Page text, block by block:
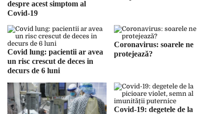
despre acest simptom al
Covid-19
Covid lung: pacientii ar avea
un risc crescut de deces in
decurs de 6 luni
Coronavirus: soarele ne
protejează?
Covid-19: degetele de la